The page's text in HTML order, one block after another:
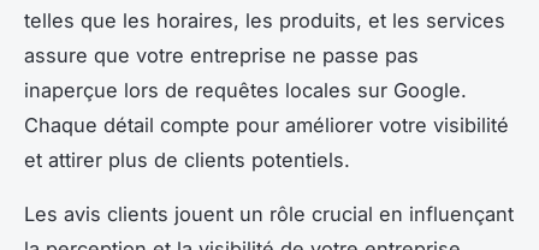
telles que les horaires, les produits, et les services
assure que votre entreprise ne passe pas
inaperçue lors de requêtes locales sur Google.
Chaque détail compte pour améliorer votre visibilité
et attirer plus de clients potentiels.
Les avis clients jouent un rôle crucial en influençant